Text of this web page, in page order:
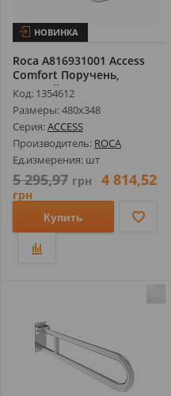
НОВИНКА
Roca A816931001 Access
Comfort Поручень,
Угловой 135...
Код: 1354612
Размеры: 480х348
Серия:ACCESS
Производитель: ROCA
Ед.измерения: шт
5 295,97 грн 4 814,52
грн
Купить